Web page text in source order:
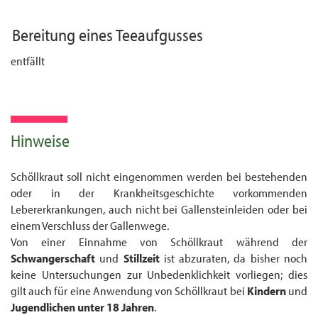
Bereitung einesTeeaufgusses
entfällt
Hinweise
Schöllkraut soll nicht eingenommen werden bei bestehenden
oder in der Krank­heits­geschichte vorkommenden
Lebererkrankungen, auch nicht bei Gallensteinleiden oder bei
einem Verschluss der Gallenwege.
Von einer Einnahme von Schöllkraut während der
Schwangerschaft und Stillzeitist abzuraten, da bisher noch
keine Untersuchungen zur Unbedenklichkeit vorliegen; dies
gilt auch für eine Anwendung von Schöllkraut bei Kindernund
Jugendlichenunter 18 Jahren.